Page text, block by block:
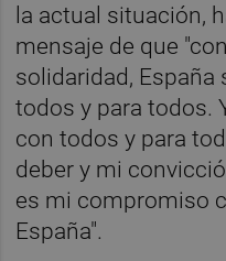
la actual situación,
mensaje de que
solidaridad, España
todos y para todos.
con todos y para
deber y mi
es mi compromiso
España".